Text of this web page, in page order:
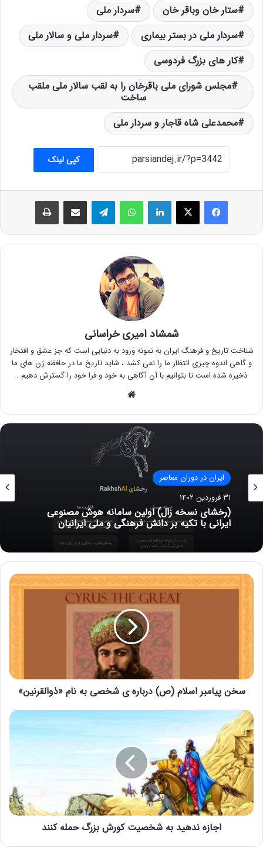
ستار خان وباقر خان
سردار ملی
سردار ملی در بستر بیماری
سردار ملی و سالار ملی
کار های بزرگ فردوسی
مجلس شورای ملی باقرخان را به لقب سالار ملی ملقب
ساخت
محمدعلی شاه قاجار و سردار ملی
کپی لینک
فیس بوک X لینکدین واتس آپ تلگرام اشتراک گذاری از طریق ایمیل چاپ
شمشاد امیری خراسانی
شناخت تاریخ و فرهنگ ایران به نمونه ورود به دنیایی است که جز عشق و افتخار
و گاهی اندوه چیزی انتظار ما را نمی کشد ، شاید تاریخ ما در حافظه ژن های ما
ذخیره شده است تا بتوانیم با آن آگاهی به خود و فرا خود را گسترش دهیم .
ایران در دوران معاصر
۳۱ فروردین ۱۴۰۲
(رخشای نسخه زال) اولین سامانه هوش مصنوعی
ایرانی با تکیه بر دانش فرهنگی و ملی ایرانیان
سخن پیامبر اسلام (ص) درباره ی شخصی به نام «ذوالقرنین»
اجازه ندهید به شخصیت کورش بزرگ حمله کنند